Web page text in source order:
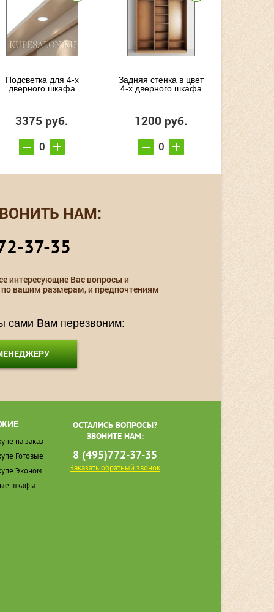
Подсветка для 4-х
дверного шкафа
3375 руб.
Задняя стенка в цвет
4-х дверного шкафа
1200 руб.
НАМ:
37-35
интересующие Вас вопросы и
по вашим размерам, и предпочтениям
сами Вам перезвоним:
на заказ
Готовые
Эконом
шкафы
ОСТАЛИСЬ ВОПРОСЫ?
ЗВОНИТЕ НАМ:
8 (495)772-37-35
Заказать обратный звонок